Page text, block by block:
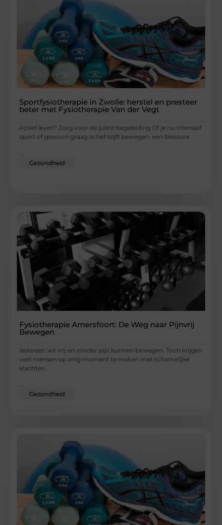
Sportfysiotherapie in Zwolle: herstel en presteer
beter met Fysiotherapie Van der Vegt
Actief leven? Zorg voor de juiste begeleiding Of je nu intensief
sport of gewoon graag actief blijft bewegen: een blessure
Gezondheid
Fysiotherapie Amersfoort: De Weg naar Pijnvrij
Bewegen
Iedereen wil vrij en zonder pijn kunnen bewegen. Toch krijgen
veel mensen op enig moment te maken met lichamelijke
klachten.
...
Gezondheid